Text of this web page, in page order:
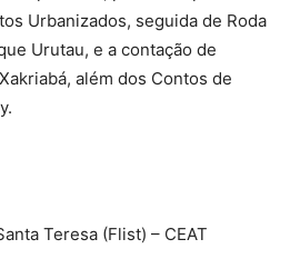
Urbanizados, seguida de Roda
Urutau, e a contação de
além dos Contos de
Teresa (Flist) – CEAT